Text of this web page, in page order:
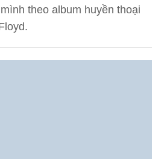
theo album huyền thoại